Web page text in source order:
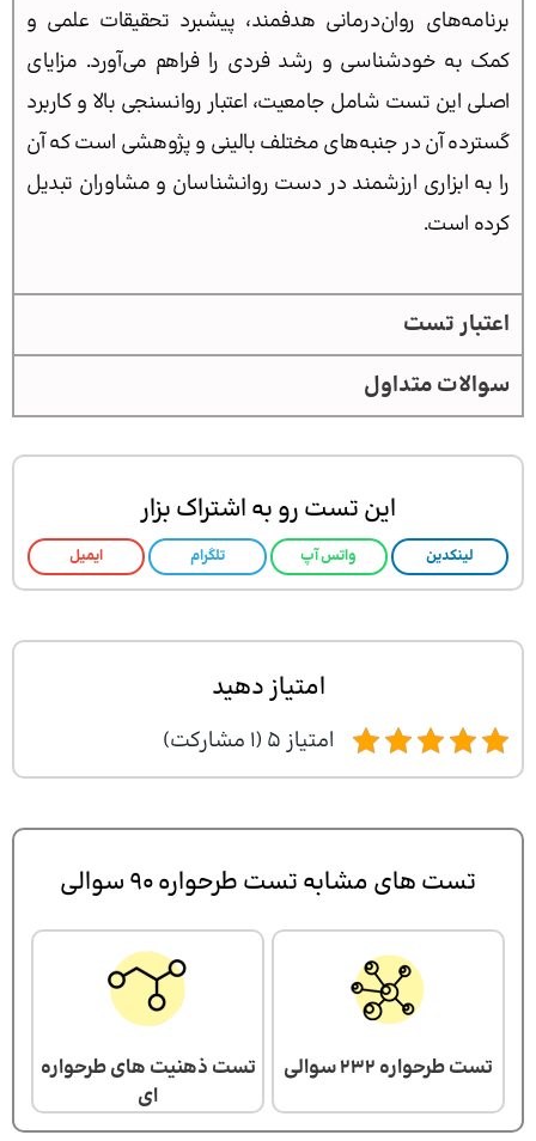
برنامه‌های روان‌درمانی هدفمند، پیشبرد تحقیقات علمی و
کمک به خودشناسی و رشد فردی را فراهم می‌آورد. مزایای
اصلی این تست شامل جامعیت، اعتبار روانسنجی بالا و کاربرد
گسترده آن در جنبه‌های مختلف بالینی و پژوهشی است که آن
را به ابزاری ارزشمند در دست روانشناسان و مشاوران تبدیل
کرده است.
اعتبار تست
سوالات متداول
این تست رو به اشتراک بزار
لینکدین واتس آپ تلگرام ایمیل
امتیاز دهید
امتیاز 5 (1 مشارکت)
تست های مشابه تست طرحواره 90 سوالی
تست طرحواره 232 سوالی
تست ذهنیت های طرحواره
ای